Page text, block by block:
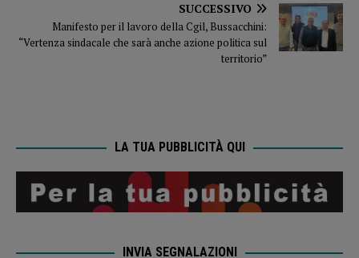
SUCCESSIVO
Manifesto per il lavoro della Cgil, Bussacchini:
“Vertenza sindacale che sarà anche azione politica sul
territorio”
LA TUA PUBBLICITÀ QUI
INVIA SEGNALAZIONI